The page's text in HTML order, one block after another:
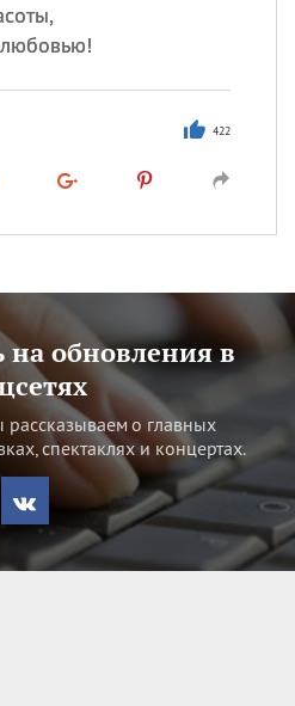
422
обновления в
о главных
спектаклях и концертах.